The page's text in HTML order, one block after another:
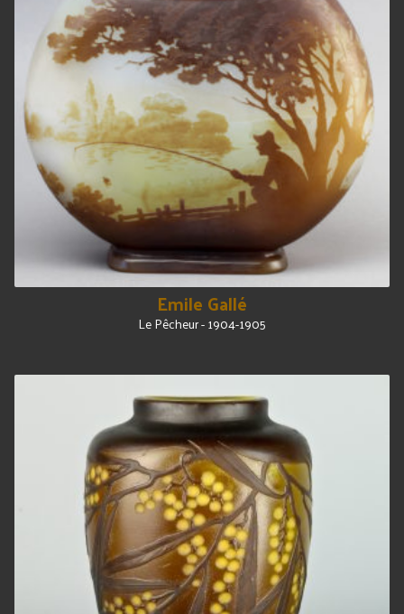
Emile Gallé
Le Pêcheur - 1904-1905